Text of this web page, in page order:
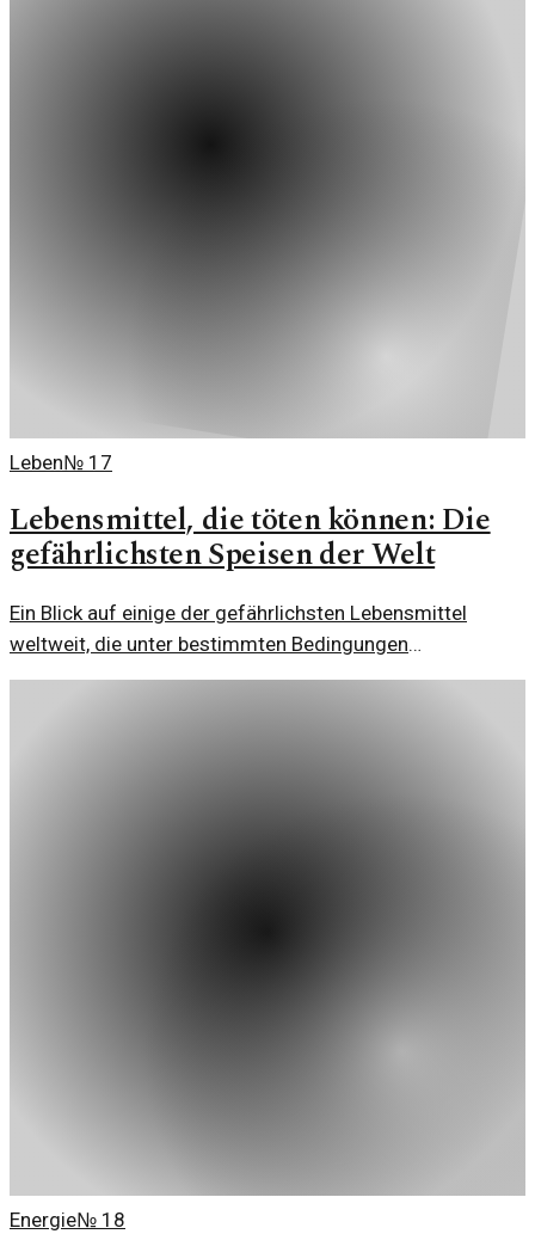
Leben№ 17
Lebensmittel, die töten können: Die
gefährlichsten Speisen der Welt
Ein Blick auf einige der gefährlichsten Lebensmittel
weltweit, die unter bestimmten Bedingungen
gesundheitliche Risiken bergen und sogar tödlich sein
Energie№ 18